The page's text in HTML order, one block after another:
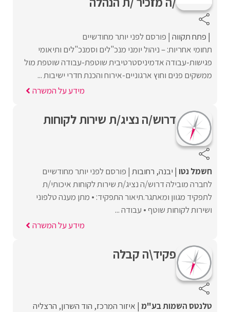
פתח תקווה פורסם לפני יותר מחודשיים
תחומי אחריות: – ניהול יומני מנכ"לים וסמנכ"לים ותיאומי
פגישות-עבודה אדמיניסטרטיבית שוטפת-עבודה שוטפת מול
ממשקים פנים וחוץ ארגוניים-אירוח והכנת חדרי ישיבות ...
מידע על המשרה
דרוש/ה נציג/ת שירות לקוחות
חשמל נטו יבנה רחובות פורסם לפני יותר מחודשיים
לחברה מובילה דרוש/ה נציג/ת שירות לקוחות איכותי/ת
לתפקיד מגוון ומאתגר.תיאור התפקיד: • מתן מענה טלפוני
ושירות לקוחות שוטף • עבודה ...
מידע על המשרה
פקיד\ה קבלה
טלנטס השמות בע"מ איזור המרכז הוד השרון הרצליה